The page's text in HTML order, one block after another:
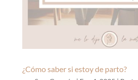
¿Cómo saber si estoy de parto?